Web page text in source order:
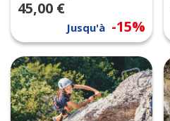
45,00 €
Jusqu'à -15%